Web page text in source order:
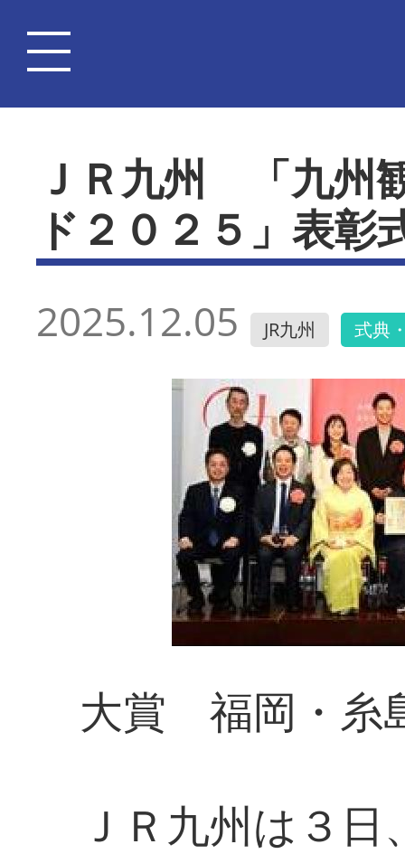
ＪＲ九州 「九州
ド２０２５」表彰
2025.12.05 JR九州 式典
大賞 福岡・糸
ＪＲ九州は３日